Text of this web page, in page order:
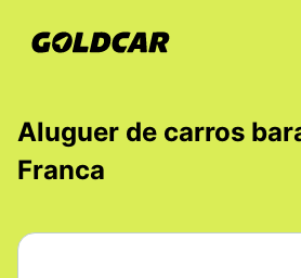
Aluguer de carros
Franca